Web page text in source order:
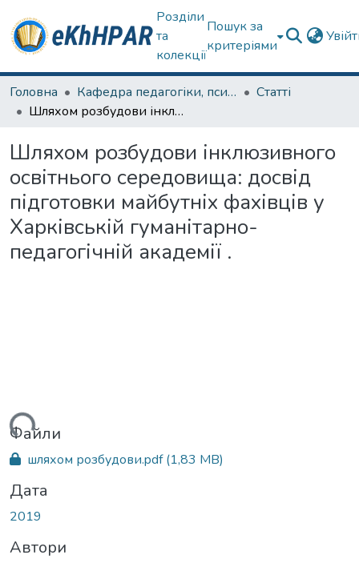
Розділи
та
колекції
Пошук за
критеріями
Головна Кафедра педагогіки, психології, початкової освіти та освітнього менеджменту
Статті
Шляхом розбудови інклюзивного освітнього середовища: досвід підготовки майбутніх фахівців у Харківській гуманітарно-педагогічній академії .
Шляхом розбудови інклюзивного
освітнього середовища: досвід
підготовки майбутніх фахівців у
Харківській гуманітарно-
педагогічній академії .
Файли
шляхом розбудови.pdf(1,83 MB)
Дата
2019
Автори